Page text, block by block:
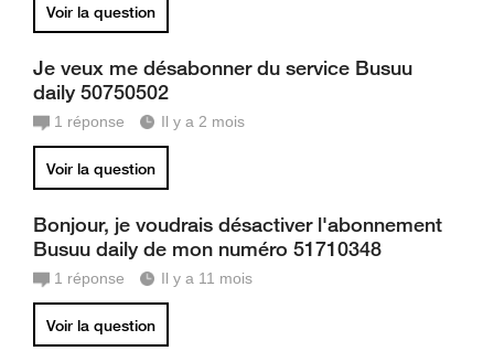
Voir la question
Je veux me désabonner du service Busuu
daily 50750502
1 réponse Il y a 2 mois
Voir la question
Bonjour, je voudrais désactiver l'abonnement
Busuu daily de mon numéro 51710348
1 réponse Il y a 11 mois
Voir la question